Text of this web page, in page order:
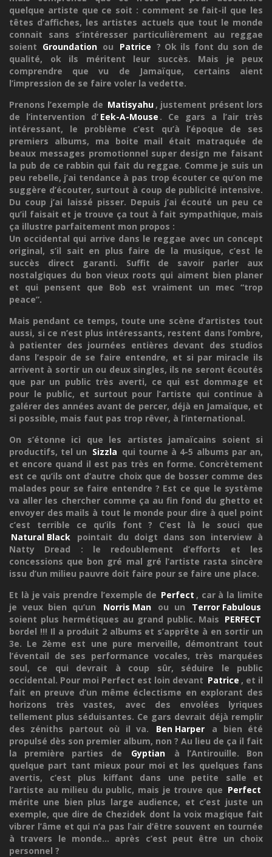
quelque artiste que ce soit : comment se fait-il que les
têtes d’affiches, les artistes actuels que tout le monde
connait sans s’intéresser particulièrement au reggae
soient Groundation ou Patrice ? Ok ils font du son de
qualité, ok ils méritent leur succès. Mais je peux
comprendre que vu de Jamaïque, certains aient
l’impression de se faire voler la vedette.
Prenons l’exemple de Matisyahu , justement présent lors
de l’intervention d’ Eek-A-Mouse . Ce gars a l’air très
intéressant, le problème c’est qu’à l’époque de ses
premiers albums, ma boite mail était matraquée de
beaux messages promotionnel super design me faisant
la pub de ce rabbin qui fait du reggae. Comme je suis un
peu rebelle, j’ai tendance à pas trop écouter ce qu’on me
suggère d’écouter, surtout à coup de publicité intensive.
Du coup j’ai laissé pisser. Depuis j’ai écouté un peu ce
qu’il faisait et je trouve ça tout à fait sympathique, mais
ça illustre parfaitement mon propos :
Un occidental qui arrive dans le reggae avec un concept
original, s’il sait en plus faire de la musique, c’est le
succès direct garanti. Suffit de savoir parler aux
nostalgiques du bon vieux roots qui aiment bien planer
et qui pensent que Bob est vraiment un mec “trop
peace”.
Mais pendant ce temps, toute une scène d’artistes tout
aussi, si ce n’est plus intéressants, restent dans l’ombre,
à patienter des journées entières devant des studios
dans l’espoir de se faire entendre, et si par miracle ils
arrivent à sortir un ou deux singles, ils ne seront écoutés
que par un public très averti, ce qui est dommage et
pour le public, et surtout pour l’artiste qui continue à
galérer des années avant de percer, déjà en Jamaïque, et
si possible, mais faut pas trop rêver, à l’international.
On s’étonne ici que les artistes jamaïcains soient si
productifs, tel un Sizzla qui tourne à 4-5 albums par an,
et encore quand il est pas très en forme. Concrètement
est ce qu’ils ont d’autre choix que de bosser comme des
malades pour se faire entendre ? Est ce que le système
va aller les chercher comme ça au fin fond du ghetto et
envoyer des mails à tout le monde pour dire à quel point
c’est terrible ce qu’ils font ? C’est là le souci que
Natural Black
pointait du doigt dans son interview à
Natty Dread : le redoublement d’efforts et les
concessions que bon gré mal gré l’artiste rasta sincère
issu d’un milieu pauvre doit faire pour se faire une place.
Et là je vais prendre l’exemple de Perfect , car à la limite
je veux bien qu’un
Norris Man ou un
Terror Fabulous
soient plus hermétiques au grand public. Mais PERFECT
bordel !!! Il a produit 2 albums et s’apprête à en sortir un
3e. Le 2ème est une pure merveille, démontrant tout
l’éventail de ses performance vocales, très marquées
soul, ce qui devrait à coup sûr, séduire le public
occidental. Pour moi Perfect est loin devant Patrice , et il
fait en preuve d’un même éclectisme en explorant des
horizons très vastes, avec des envolées lyriques
tellement plus séduisantes. Ce gars devrait déjà remplir
des zéniths partout où il va.
Ben Harper
a bien été
propulsé dès son premier album, non ? Au lieu de ça il fait
la première parties de
Gyptian
à l’Antirouille. Bon
quelque part tant mieux pour moi et les quelques fans
avertis, c’est plus kiffant dans une petite salle et
l’artiste au milieu du public, mais je trouve que Perfect
mérite une bien plus large audience, et c’est juste un
exemple, que dire de Chezidek dont la voix magique fait
vibrer l’âme et qui n’a pas l’air d’être souvent en tournée
à travers le monde... après c’est peut être un choix
personnel ?